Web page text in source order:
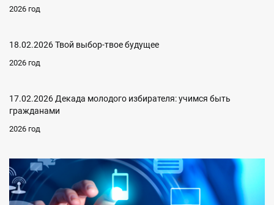
2026 год
18.02.2026 Твой выбор-твое будущее
2026 год
17.02.2026 Декада молодого избирателя: учимся быть
гражданами
2026 год